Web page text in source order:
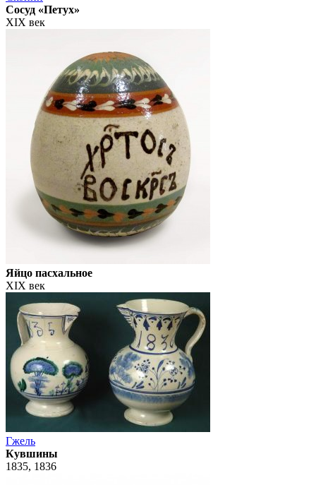
Сосуд «Петух»
XIX век
Яйцо пасхальное
XIX век
Гжель
Кувшины
1835, 1836